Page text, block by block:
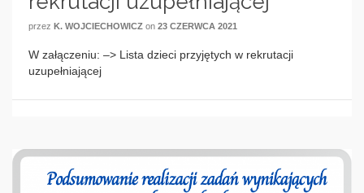
przez K. WOJCIECHOWICZ on 23 CZERWCA 2021
W załączeniu: –> Lista dzieci przyjętych w rekrutacji
uzupełniającej